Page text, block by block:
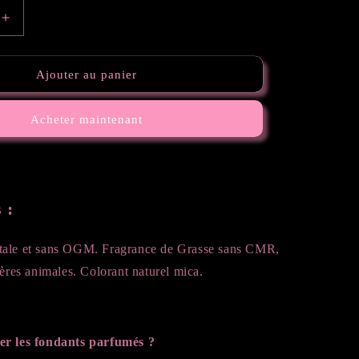
Augmenter
la
quantité
Tablette
d&#39;amour
Ajouter au panier
Acheter maintenant
:
et sans OGM. Fragrance de Grasse sans CMR,
animales. Colorant naturel mica.
les fondants parfumés ?